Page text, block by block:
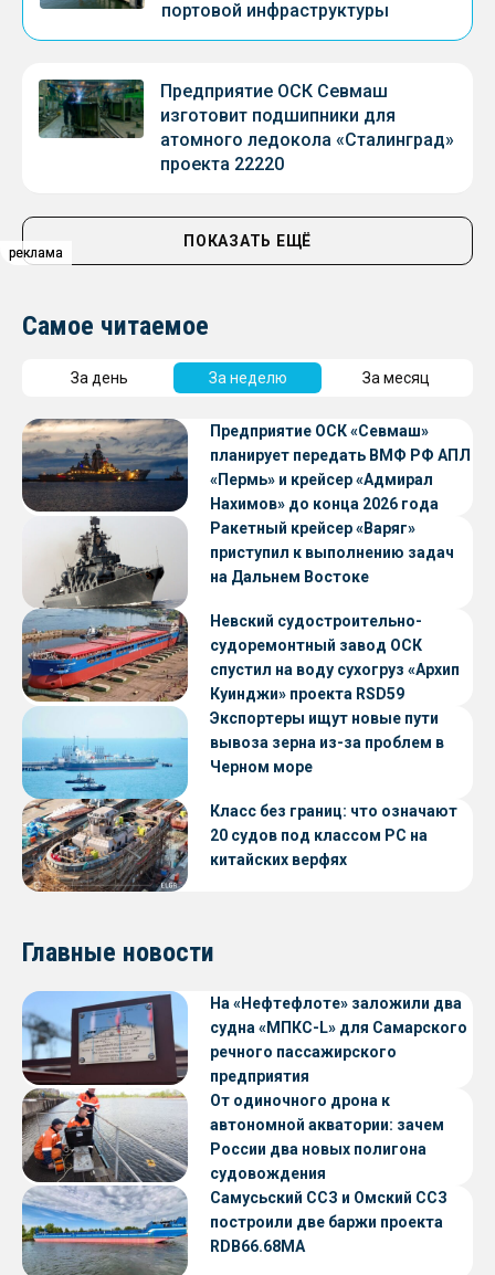
реклама
реклама
реклама
портовой инфраструктуры
Предприятие ОСК Севмаш
изготовит подшипники для
атомного ледокола «Сталинград»
проекта 22220
ПОКАЗАТЬ ЕЩЁ
Самое читаемое
За день За неделю За месяц
Предприятие ОСК «Севмаш»
планирует передать ВМФ РФ АПЛ
«Пермь» и крейсер «Адмирал
Нахимов» до конца 2026 года
Ракетный крейсер «Варяг»
приступил к выполнению задач
на Дальнем Востоке
Невский судостроительно-
судоремонтный завод ОСК
спустил на воду сухогруз «Архип
Куинджи» проекта RSD59
Экспортеры ищут новые пути
вывоза зерна из-за проблем в
Черном море
Класс без границ: что означают
20 судов под классом РС на
китайских верфях
Главные новости
На «Нефтефлоте» заложили два
судна «МПКС-L» для Самарского
речного пассажирского
предприятия
От одиночного дрона к
автономной акватории: зачем
России два новых полигона
судовождения
Самусьский ССЗ и Омский ССЗ
построили две баржи проекта
RDB66.68МА